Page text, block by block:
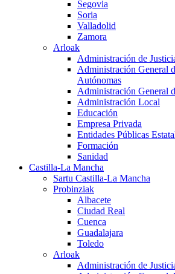
Segovia
Soria
Valladolid
Zamora
Arloak
Administración de
Administración General
Autónomas
Administración General
Administración Local
Educación
Empresa Privada
Entidades Públicas
Formación
Sanidad
Castilla-La Mancha
Sartu Castilla-La Mancha
Probinziak
Albacete
Ciudad Real
Cuenca
Guadalajara
Toledo
Arloak
Administración de